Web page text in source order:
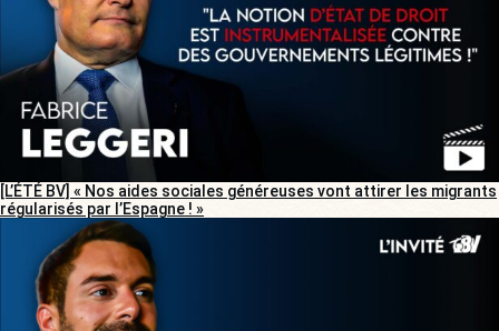
[L’ÉTÉ BV] « Nos aides sociales généreuses vont attirer les migrants
régularisés par l’Espagne ! »